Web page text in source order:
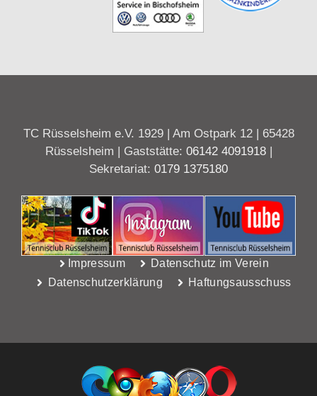
TC Rüsselsheim e.V. 1929 | Am Ostpark 12 | 65428
Rüsselsheim | Gaststätte: 06142 4091918|
Sekretariat: 0179 1375180
Impressum
Datenschutz im Verein
Datenschutzerklärung
Haftungsausschuss